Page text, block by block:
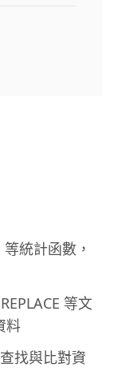
統計函數，
等文
料
找與比對資